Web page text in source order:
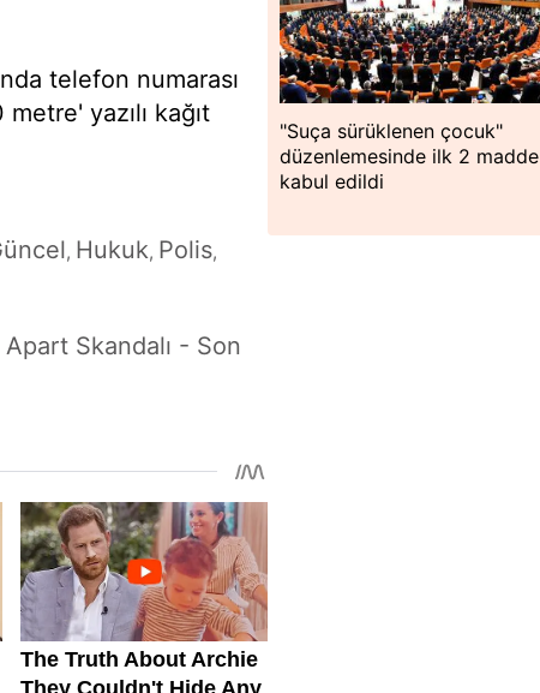
telefon numarası
yazılı kağıt
, Hukuk, Polis,
Apart Skandalı - Son
"Suça sürüklenen çocuk"
düzenlemesinde ilk 2 madde
kabul edildi